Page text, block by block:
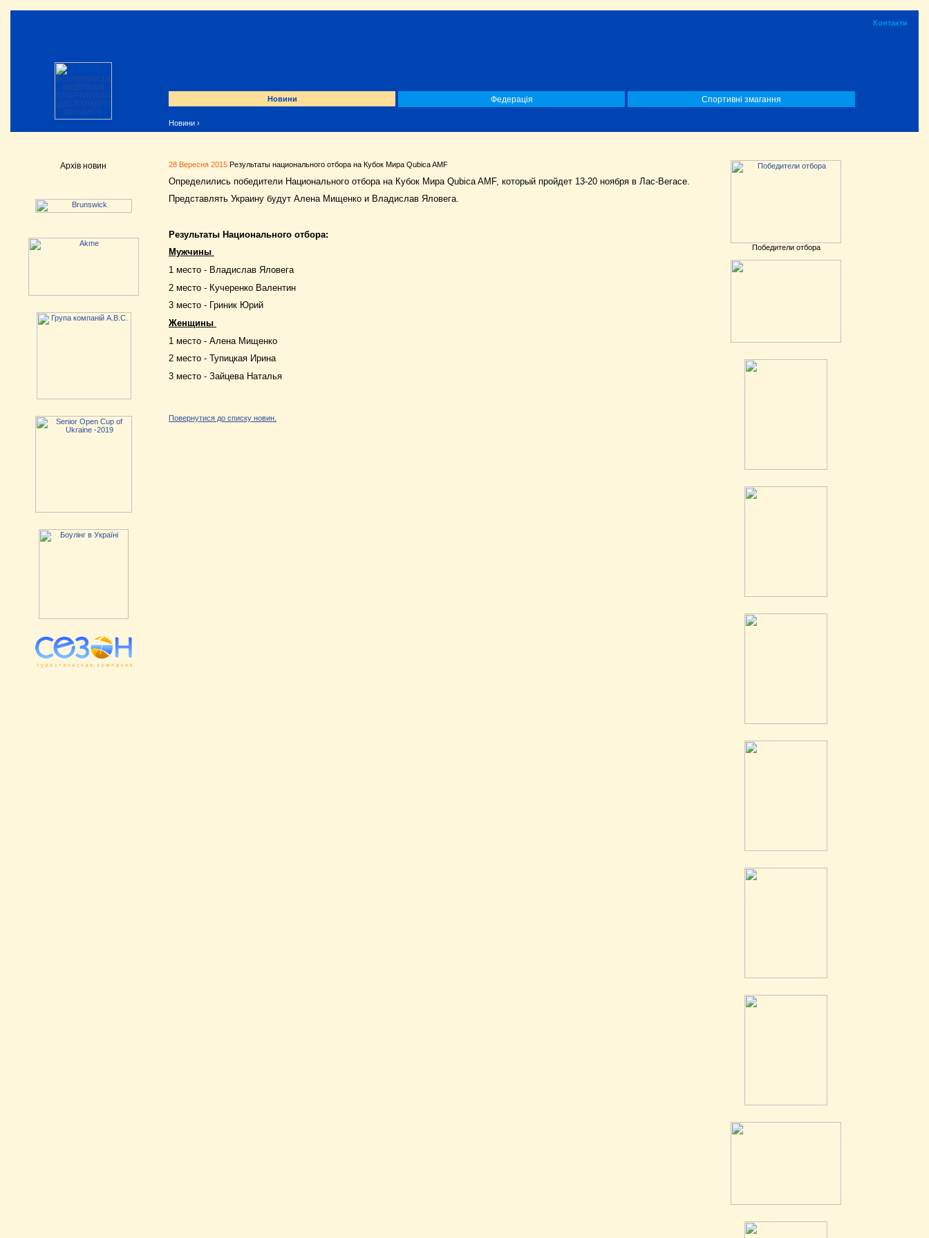
Контакти
Новини Федерація Спортивні змагання
Новини ›
Архів новин 28 Вересня 2015 Результаты национального отбора на Кубок Мира Qubica AMF
Определились победители Национального отбора на Кубок Мира Qubica AMF, который пройдет 13-20 ноября в Лас-Вегасе.
Представлять Украину будут Алена Мищенко и Владислав Яловега.
Результаты Национального отбора:
Мужчины
1 место - Владислав Яловега
2 место - Кучеренко Валентин
3 место - Гриник Юрий
Женщины
1 место - Алена Мищенко
2 место - Тупицкая Ирина
3 место - Зайцева Наталья
Повернутися до списку новин.
Победители отбора